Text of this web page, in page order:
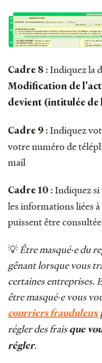
Cadre 8 : Indiquez la
Modification de
devient (intitulée de
Cadre 9 : Indiquez
votre numéro de
mail
Cadre 10 : Indiquez
les informations liées
puissent être
💡Être masqué·e du
gênant lorsque vous
certaines entreprises.
être masqué·e vous
courriers frauduleux
régler des fraisque
régler.